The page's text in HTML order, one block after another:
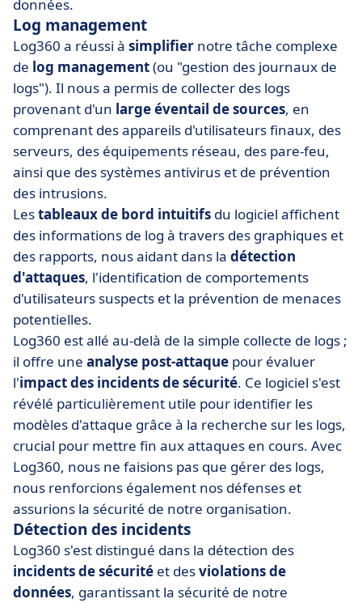
données.
Log management
Log360 a réussi à simplifier notre tâche complexe
de log management(ou "gestion des journaux de
logs"). Il nous a permis de collecter des logs
provenant d'un large éventail de sources, en
comprenant des appareils d'utilisateurs finaux, des
serveurs, des équipements réseau, des pare-feu,
ainsi que des systèmes antivirus et de prévention
des intrusions.
Lestableaux de bord intuitifs du logiciel affichent
des informations de log à travers des graphiques et
des rapports, nous aidant dans la détection
d'attaques, l'identification de comportements
d'utilisateurs suspects et la prévention de menaces
potentielles.
Log360 est allé au-delà de la simple collecte de logs ;
il offre une analyse post-attaque pour évaluer
l'impact des incidents de sécurité. Ce logiciel s'est
révélé particulièrement utile pour identifier les
modèles d'attaque grâce à la recherche sur les logs,
crucial pour mettre fin aux attaques en cours. Avec
Log360, nous ne faisions pas que gérer des logs,
nous renforcions également nos défenses et
assurions la sécurité de notre organisation.
Détection des incidents
Log360 s'est distingué dans la détection des
incidents de sécurité et desviolations de
données, garantissant la sécurité de notre